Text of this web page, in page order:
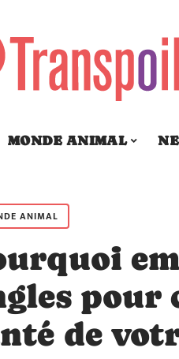
MONDE ANIMAL
ANIMAL
pour
de